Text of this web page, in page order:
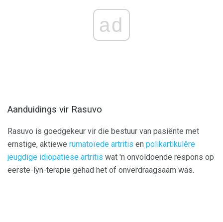
ad
Aanduidings vir Rasuvo
Rasuvo is goedgekeur vir die bestuur van pasiënte met
ernstige, aktiewe rumatoïede artritis en polikartikulêre
jeugdige idiopatiese artritis wat 'n onvoldoende respons op
eerste-lyn-terapie gehad het of onverdraagsaam was.